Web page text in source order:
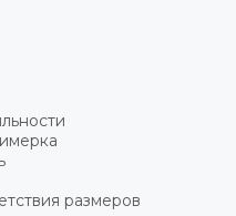
размеров